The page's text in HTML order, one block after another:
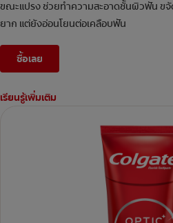
ขณะแปรง ช่วยทำความสะอาดชั้นผิวฟัน
ยาก แต่ยังอ่อนโยนต่อเคลือบฟัน
ซื้อเลย
เรียนรู้เพิ่มเติม